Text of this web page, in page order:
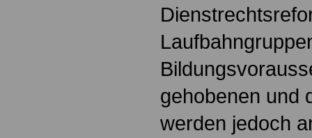
gehobenen und
werden jedoch